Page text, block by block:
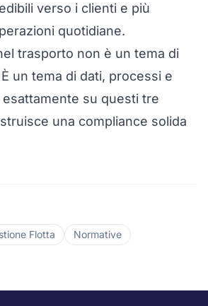
verso i clienti e più
quotidiane.
trasporto non è un tema di
un tema di dati, processi e
su questi tre
una compliance solida
Flotta Normative